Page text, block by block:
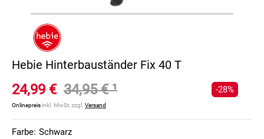
Hebie Hinterbauständer Fix 40 T
24,99 € 34,95 €¹
Onlinepreisinkl. MwSt, zzgl. Versand
-28%
Farbe: Schwarz